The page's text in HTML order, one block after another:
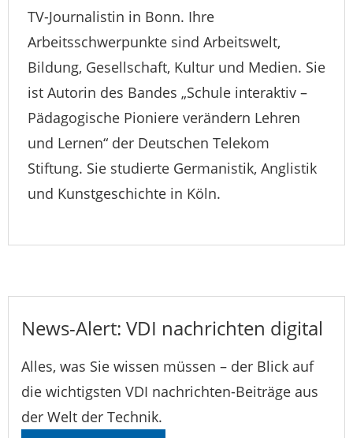
TV-Journalistin in Bonn. Ihre
Arbeitsschwerpunkte sind Arbeitswelt,
Bildung, Gesellschaft, Kultur und Medien. Sie
ist Autorin des Bandes „Schule interaktiv –
Pädagogische Pioniere verändern Lehren
und Lernen“ der Deutschen Telekom
Stiftung. Sie studierte Germanistik, Anglistik
und Kunstgeschichte in Köln.
News-Alert: VDI nachrichten digital
Alles, was Sie wissen müssen – der Blick auf
die wichtigsten VDI nachrichten-Beiträge aus
der Welt der Technik.